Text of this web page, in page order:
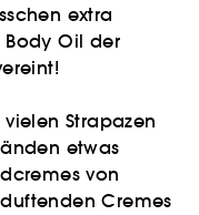
extra
Oil der
Strapazen
etwas
von
Cremes